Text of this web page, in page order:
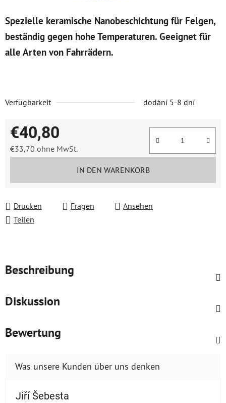
Spezielle keramische Nanobeschichtung für Felgen,
beständig gegen hohe Temperaturen. Geeignet für
alle Arten von Fahrrädern.
Verfügbarkeit dodání 5-8 dní
€40,80
€33,70 ohne MwSt.
IN DEN WARENKORB
Drucken Fragen
Ansehen
Teilen
Beschreibung
Diskussion
Bewertung
Jiří Šebesta